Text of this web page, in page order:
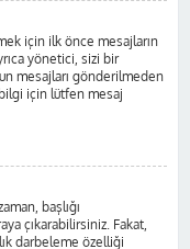
için ilk önce mesajların
yönetici, sizi bir
mesajları gönderilmeden
için lütfen mesaj
başlığı
çıkarabilirsiniz. Fakat,
darbeleme özelliği